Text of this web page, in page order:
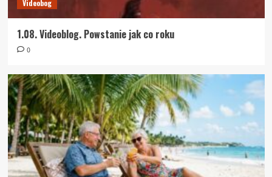
Videobog
1.08. Videoblog. Powstanie jak co roku
0